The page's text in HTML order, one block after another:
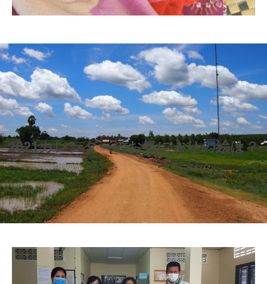
2021カレンダーのお気に入りの絵は？